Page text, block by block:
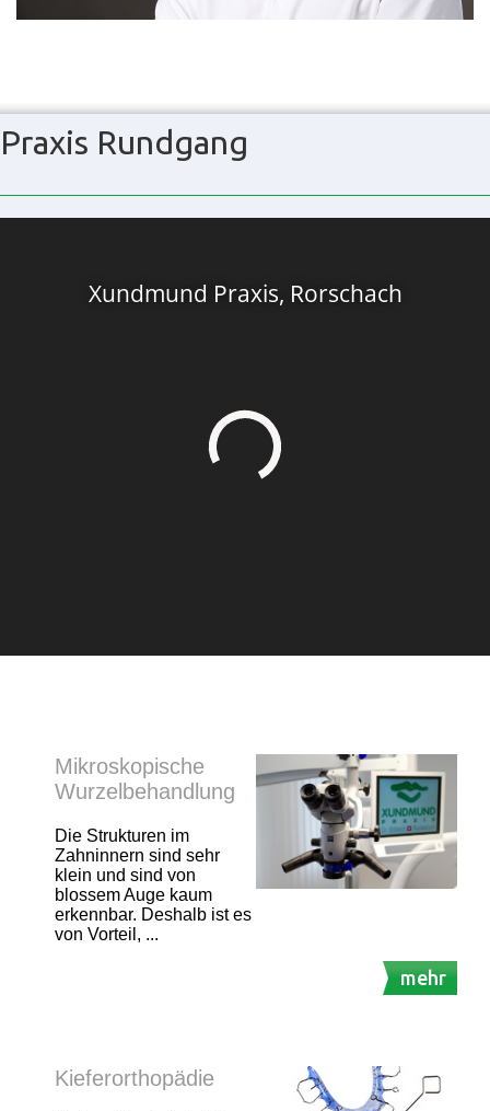
Praxis Rundgang
Mikroskopische
Wurzelbehandlung
Die Strukturen im
Zahninnern sind sehr
klein und sind von
blossem Auge kaum
erkennbar. Deshalb ist es
von Vorteil, ...
mehr
Kieferorthopädie